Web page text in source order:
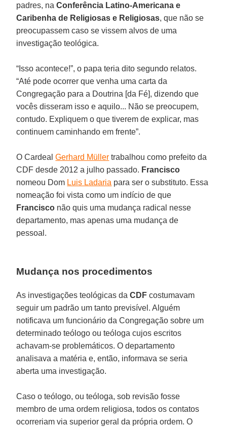
padres, naConferência Latino-Americana e
Caribenha de Religiosas e Religiosas, que não se
preocupassem caso se vissem alvos de uma
investigação teológica.
“Isso acontece!”, o papa teria dito segundo relatos.
“Até pode ocorrer que venha uma carta da
Congregação para a Doutrina [da Fé], dizendo que
vocês disseram isso e aquilo... Não se preocupem,
contudo. Expliquem o que tiverem de explicar, mas
continuem caminhando em frente”.
O CardealGerhard Müller trabalhou como prefeito da
CDF desde 2012 a julho passado. Francisco
nomeou Dom Luis Ladaria para ser o substituto. Essa
nomeação foi vista como um indício de que
Francisco não quis uma mudança radical nesse
departamento, mas apenas uma mudança de
pessoal.
Mudança nos procedimentos
As investigações teológicas daCDF costumavam
seguir um padrão um tanto previsível. Alguém
notificava um funcionário da Congregação sobre um
determinado teólogo ou teóloga cujos escritos
achavam-se problemáticos. O departamento
analisava a matéria e, então, informava se seria
aberta uma investigação.
Caso o teólogo, ou teóloga, sob revisão fosse
membro de uma ordem religiosa, todos os contatos
ocorreriam via superior geral da própria ordem. O